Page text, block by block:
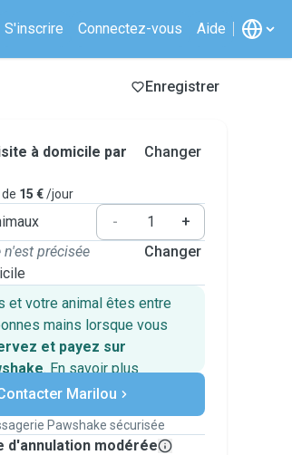
S'inscrire Connectez-vous Aide
Enregistrer
à domicile par
15 €/jour
Changer
-
+
précisée
Changer
et votre animal êtes entre
mains lorsque vous
et payez sur
. En savoir plus
Paiements sécurisés
Assistance en cas de
Réservations couvertes par
nos garanties
Marilou
Pawshake sécurisée
d'annulation modérée